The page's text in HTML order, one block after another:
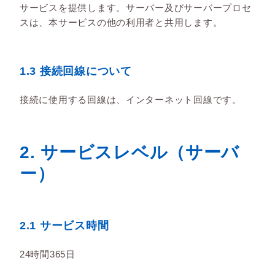
サービスを提供します。サーバー及びサーバープロセ
スは、本サービスの他の利用者と共用します。
1.3 接続回線について
接続に使用する回線は、インターネット回線です。
2. サービスレベル（サーバ
ー）
2.1 サービス時間
24時間365日